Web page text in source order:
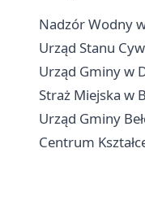
Nadzór Wodny
Urząd Stanu
Urząd Gminy w
Straż Miejska w
Urząd Gminy
Centrum